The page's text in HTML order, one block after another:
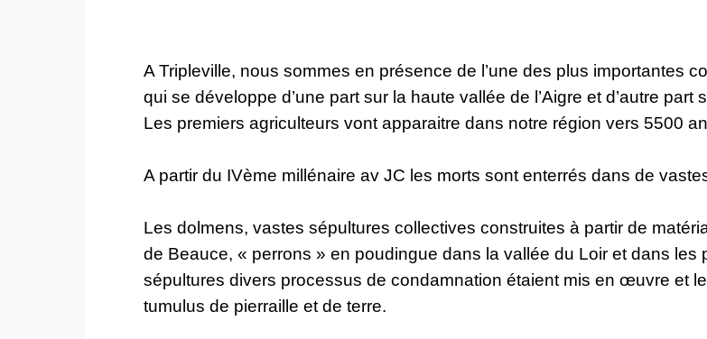
A Tripleville, nous sommes en présence de l’une des plus importantes
qui se développe d’une part sur la haute vallée de l’Aigre et d’autre
Les premiers agriculteurs vont apparaitre dans notre région vers 5500
A partir du IVème millénaire av JC les morts sont enterrés dans de
Les dolmens, vastes sépultures collectives construites à partir de
de Beauce, « perrons » en poudingue dans la vallée du Loir et dans les
sépultures divers processus de condamnation étaient mis en œuvre et
tumulus de pierraille et de terre.